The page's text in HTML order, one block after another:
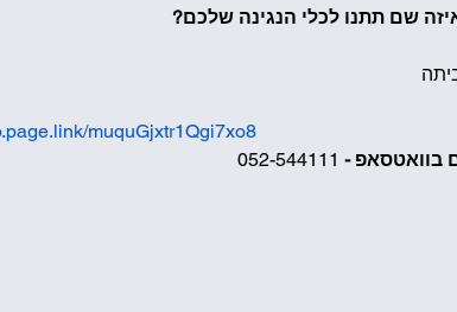
שם תתנו לכלי הנגינה שלכם?
muquGjxtr1Qgi7xo8
בוואטסאפ - 052-544111